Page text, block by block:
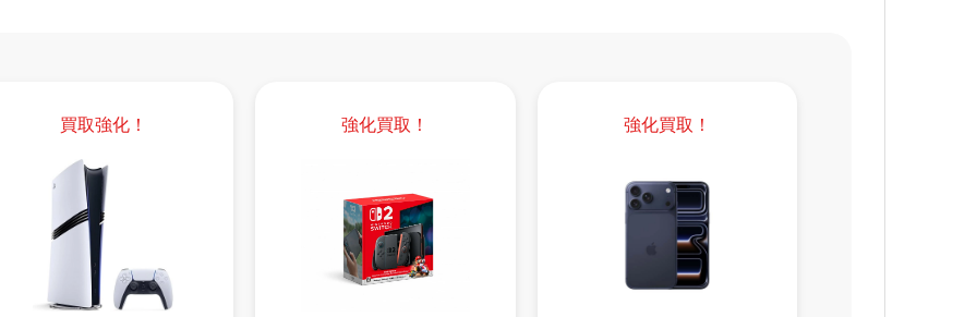
買取強化！ 強化買取！ 強化買取！